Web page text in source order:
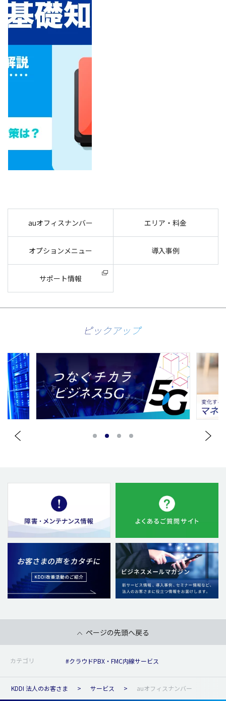
auオフィスナンバー エリア・料金
オプションメニュー 導入事例
サポート情報
ピックアップ
ページの先頭へ戻る
カテゴリ #クラウドPBX・FMC内線サービス
KDDI 法人のお客さま サービス auオフィスナンバー